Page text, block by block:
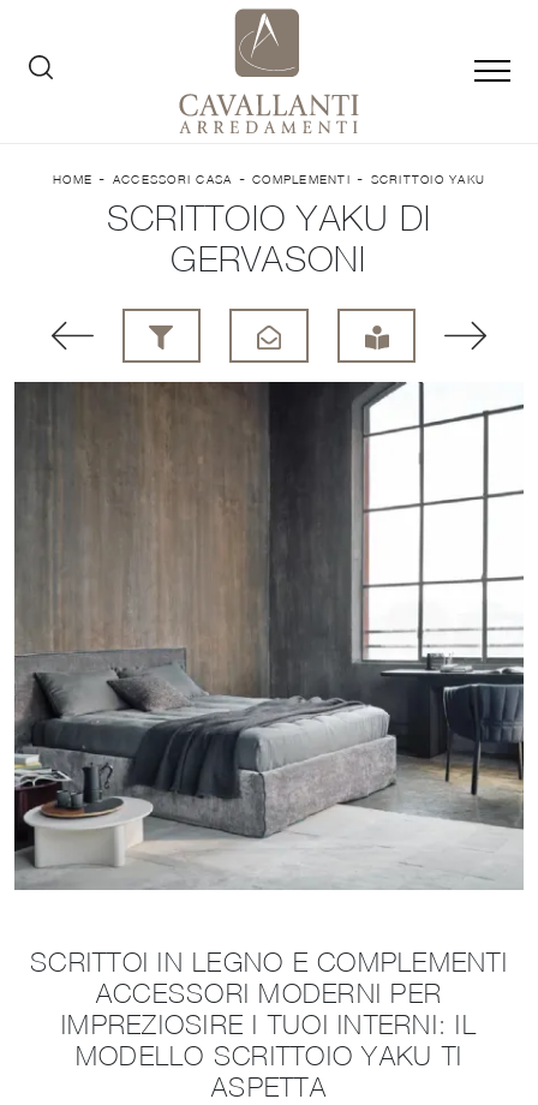
HOME - ACCESSORI CASA - COMPLEMENTI - SCRITTOIO YAKU
SCRITTOIO YAKU DI
GERVASONI
SCRITTOI IN LEGNO E COMPLEMENTI
ACCESSORI MODERNI PER
IMPREZIOSIRE I TUOI INTERNI: IL
MODELLO SCRITTOIO YAKU TI
ASPETTA